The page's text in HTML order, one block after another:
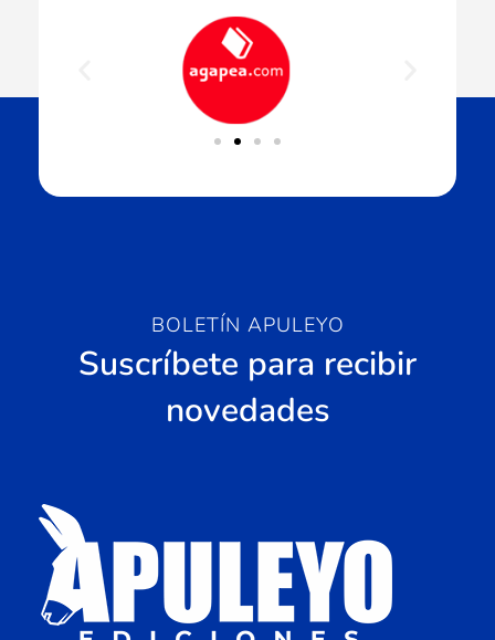
BOLETÍN APULEYO
Suscríbete para recibir
novedades